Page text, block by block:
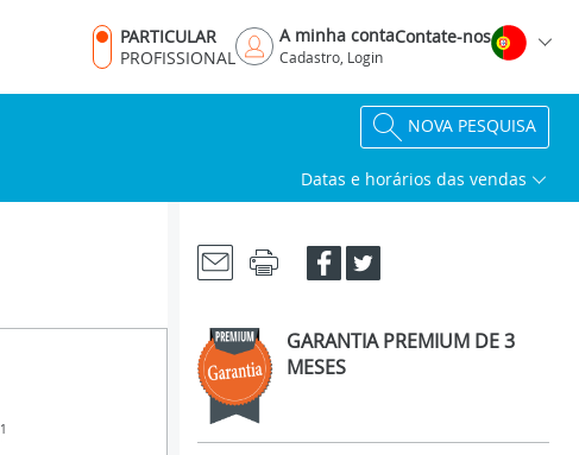
PARTICULAR
PROFISSIONAL
A minha conta
Cadastro, Login
Contate-nos
NOVA PESQUISA
Datas e horários das vendas
1
GARANTIA PREMIUM DE 3
MESES